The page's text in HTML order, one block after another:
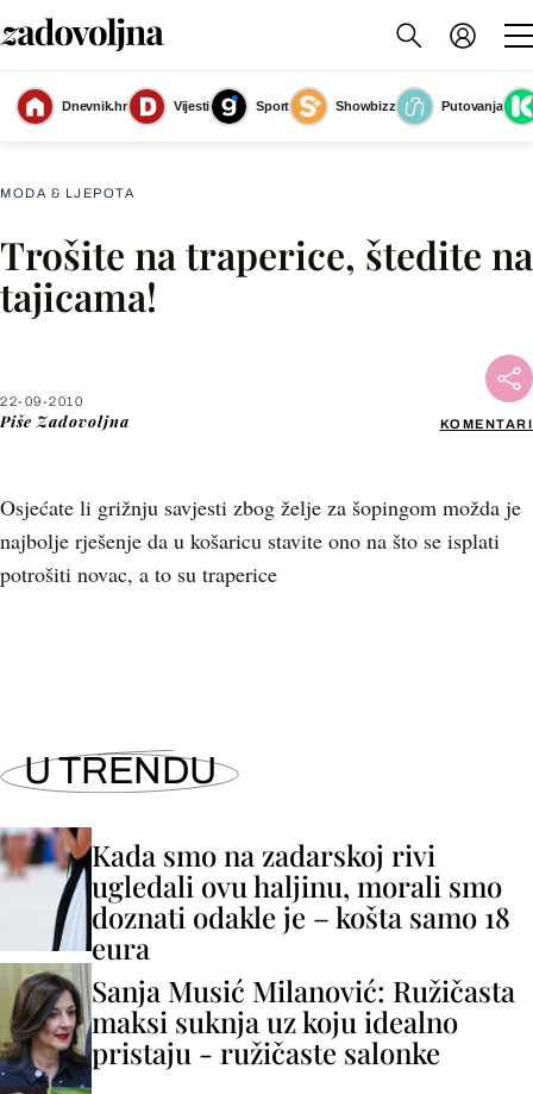
Dnevnik.hr Vijesti Sport Showbizz
Putovanja
Slika nije dostupna
MODA & LJEPOTA
Trošite na traperice, štedite na
tajicama!
22-09-2010
Piše Zadovoljna KOMENTARI
Osjećate li grižnju savjesti zbog želje za šopingom možda je
najbolje rješenje da u košaricu stavite ono na što se isplati
potrošiti novac, a to su traperice
Facebook
U TRENDU
Kada smo na zadarskoj rivi
ugledali ovu haljinu, morali smo
doznati odakle je – košta samo 18
eura
Sanja Musić Milanović: Ružičasta
maksi suknja uz koju idealno
pristaju - ružičaste salonke